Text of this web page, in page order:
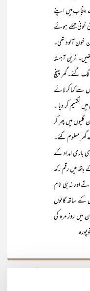
میں اپنے
خونی حملے ہوئے
خون آلود تھی۔
ٹرین آہستہ
گئے۔ گھر پہنچ
سے کما کر لائے
تقسیم کر دیا ۔
گلیوں میں پھر کر
معلوم کئے۔
باری امداد کے
میں رقم رکھ
اور نہ ہی نام
کے ساتھ گائوں
میں روز مرہ کی